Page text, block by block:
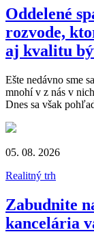
Oddelené
rozvode,
aj kvalitu
Ešte nedávno sme
mnohí v z nás v
Dnes sa však
05. 08. 2026
Realitný trh
Zabudnite
kancelária